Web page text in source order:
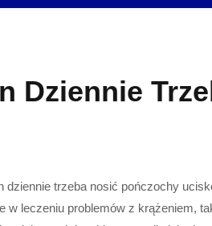
Dziennie
dziennie trzeba nosić pończochy
w leczeniu problemów z krążeniem,